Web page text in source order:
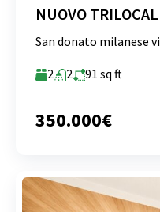
San donato milanese
2 2 91 sq ft
350.000€